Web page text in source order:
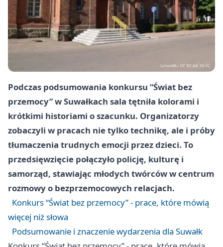
Podczas podsumowania konkursu “Świat bez
przemocy” w Suwałkach sala tętniła kolorami i
krótkimi historiami o szacunku. Organizatorzy
zobaczyli w pracach nie tylko technikę, ale i próby
tłumaczenia trudnych emocji przez dzieci. To
przedsięwzięcie połączyło policję, kulturę i
samorząd, stawiając młodych twórców w centrum
rozmowy o bezprzemocowych relacjach.
Konkurs “Świat bez przemocy” - prace, które mówią
więcej niż słowa
Podsumowanie i znaczenie wydarzenia dla Suwałk